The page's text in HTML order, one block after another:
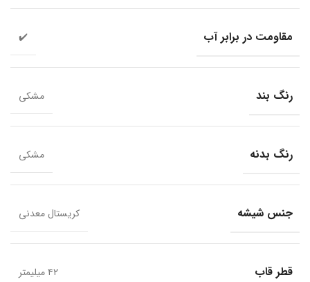
مقاومت در برابر آب ✔️
رنگ بند مشکی
رنگ بدنه مشکی
جنس شیشه کریستال معدنی
قطر قاب ۴۲ میلیمتر